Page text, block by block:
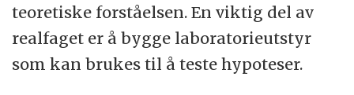
teoretiske forståelsen. En viktig del av
realfaget er å bygge laboratorieutstyr
som kan brukes til å teste hypoteser.